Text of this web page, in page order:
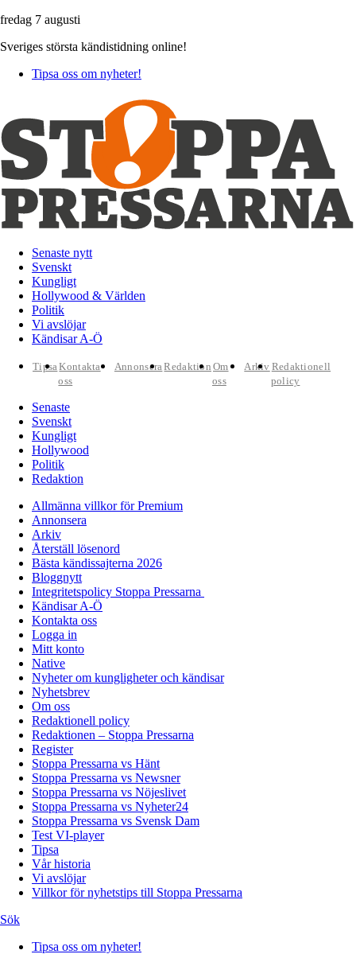
fredag 7 augusti
Sveriges största kändistidning online!
Tipsa oss om nyheter!
Senaste nytt
Svenskt
Kungligt
Hollywood & Världen
Politik
Vi avslöjar
Kändisar A-Ö
TipsaKontakta
oss
AnnonseraRedaktion Om
oss
Arkiv Redaktionell
policy
Senaste
Svenskt
Kungligt
Hollywood
Politik
Redaktion
Allmänna villkor för Premium
Annonsera
Arkiv
Återställ lösenord
Bästa kändissajterna 2026
Bloggnytt
Integritetspolicy Stoppa Pressarna
Kändisar A-Ö
Kontakta oss
Logga in
Mitt konto
Native
Nyheter om kungligheter och kändisar
Nyhetsbrev
Om oss
Redaktionell policy
Redaktionen – Stoppa Pressarna
Register
Stoppa Pressarna vs Hänt
Stoppa Pressarna vs Newsner
Stoppa Pressarna vs Nöjeslivet
Stoppa Pressarna vs Nyheter24
Stoppa Pressarna vs Svensk Dam
Test VI-player
Tipsa
Vår historia
Vi avslöjar
Villkor för nyhetstips till Stoppa Pressarna
Sök
Tipsa oss om nyheter!